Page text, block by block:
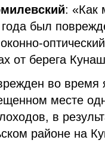
: «Как
был
от берега
во время
месте
в
районе на